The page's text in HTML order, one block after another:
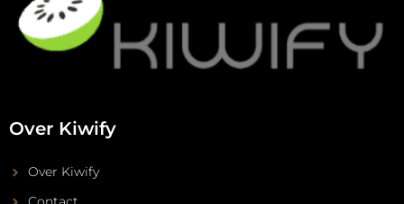
Over Kiwify
Over Kiwify